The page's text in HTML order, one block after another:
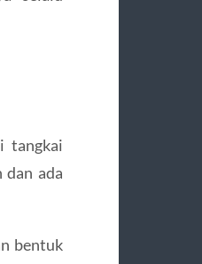
tangkai
dan ada
bentuk